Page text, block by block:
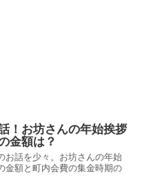
！お坊さんの年始挨拶
金額は？
お話を少々。お坊さんの年始
金額と町内会費の集金時期の